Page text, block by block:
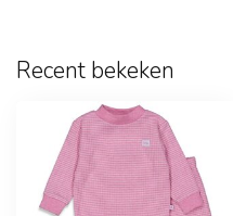
Recent bekeken